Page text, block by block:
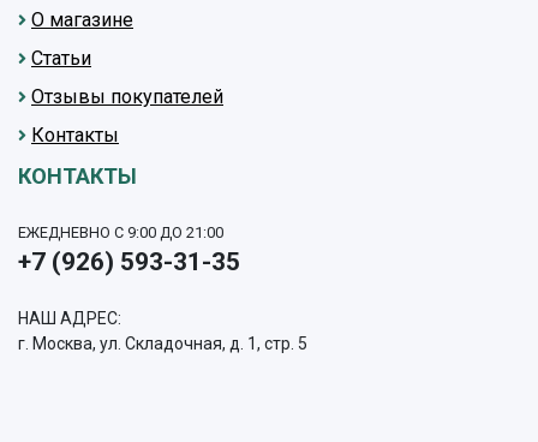
О магазине
Статьи
Отзывы покупателей
Контакты
КОНТАКТЫ
ЕЖЕДНЕВНО С 9:00 ДО 21:00
+7 (926) 593-31-35
НАШ АДРЕС:
г. Москва, ул. Складочная, д. 1, стр. 5